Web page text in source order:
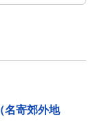
名寄郊外地